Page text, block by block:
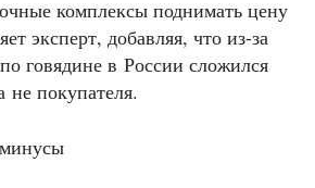
комплексы поднимать цену
эксперт, добавляя, что из-за
говядине в России сложился
не покупателя.